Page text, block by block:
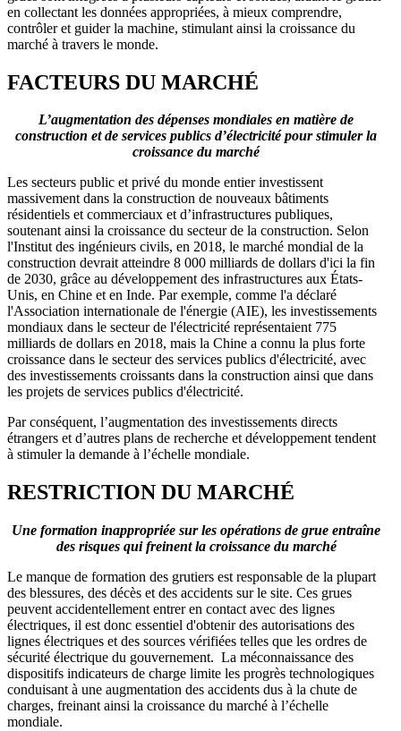
en collectant les données appropriées, à mieux comprendre,
contrôler et guider la machine, stimulant ainsi la croissance du
marché à travers le monde.
FACTEURS DU MARCHÉ
L’augmentation des dépenses mondiales en matière de
construction et de services publics d’électricité pour stimuler la
croissance du marché
Les secteurs public et privé du monde entier investissent
massivement dans la construction de nouveaux bâtiments
résidentiels et commerciaux et d’infrastructures publiques,
soutenant ainsi la croissance du secteur de la construction. Selon
l'Institut des ingénieurs civils, en 2018, le marché mondial de la
construction devrait atteindre 8 000 milliards de dollars d'ici la fin
de 2030, grâce au développement des infrastructures aux États-
Unis, en Chine et en Inde. Par exemple, comme l'a déclaré
l'Association internationale de l'énergie (AIE), les investissements
mondiaux dans le secteur de l'électricité représentaient 775
milliards de dollars en 2018, mais la Chine a connu la plus forte
croissance dans le secteur des services publics d'électricité, avec
des investissements croissants dans la construction ainsi que dans
les projets de services publics d'électricité.
Par conséquent, l’augmentation des investissements directs
étrangers et d’autres plans de recherche et développement tendent
à stimuler la demande à l’échelle mondiale.
RESTRICTION DU MARCHÉ
Une formation inappropriée sur les opérations de grue entraîne
des risques qui freinent la croissance du marché
Le manque de formation des grutiers est responsable de la plupart
des blessures, des décès et des accidents sur le site. Ces grues
peuvent accidentellement entrer en contact avec des lignes
électriques, il est donc essentiel d'obtenir des autorisations des
lignes électriques et des sources vérifiées telles que les ordres de
sécurité électrique du gouvernement. La méconnaissance des
dispositifs indicateurs de charge limite les progrès technologiques
conduisant à une augmentation des accidents dus à la chute de
charges, freinant ainsi la croissance du marché à l’échelle
mondiale.